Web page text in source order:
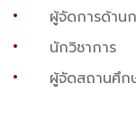
ผู้จัดการด้าน
นักวิชาการ
ผู้จัดสถานศึก